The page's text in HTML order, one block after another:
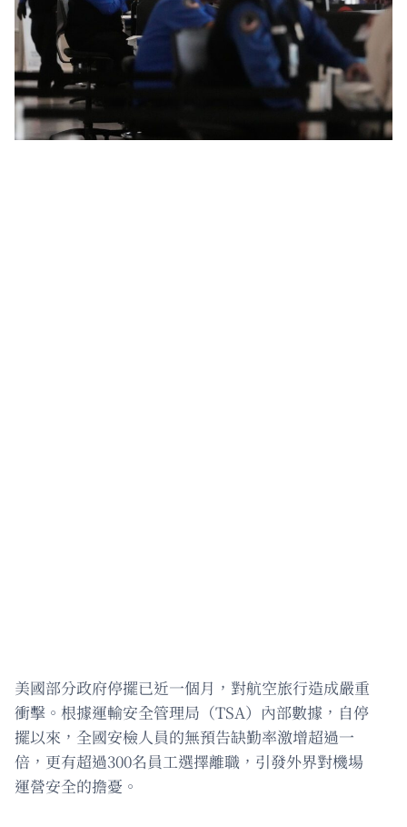
美國部分政府停擺已近一個月，對航空旅行造成嚴重
衝擊。根據運輸安全管理局（TSA）內部數據，自停
擺以來，全國安檢人員的無預告缺勤率激增超過一
倍，更有超過300名員工選擇離職，引發外界對機場
運營安全的擔憂。